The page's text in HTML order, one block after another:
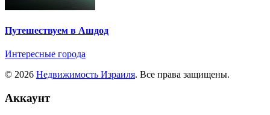
Путешествуем в Ашдод
Интересные города
© 2026 Недвижимость Израиля. Все права защищены.
Аккаунт